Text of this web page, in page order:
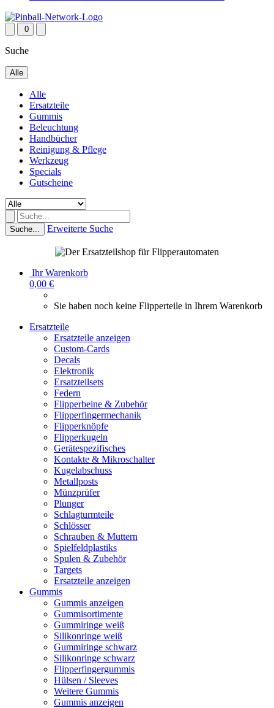
0
Suche
Alle
Alle
Ersatzteile
Gummis
Beleuchtung
Handbücher
Reinigung & Pflege
Werkzeug
Specials
Gutscheine
Suche... Erweiterte Suche
Ihr Warenkorb
0,00 €
Sie haben noch keine Flipperteile in Ihrem Warenkorb
Ersatzteile
Ersatzteile anzeigen
Custom-Cards
Decals
Elektronik
Ersatzteilsets
Federn
Flipperbeine & Zubehör
Flipperfingermechanik
Flipperknöpfe
Flipperkugeln
Gerätespezifisches
Kontakte & Mikroschalter
Kugelabschuss
Metallposts
Münzprüfer
Plunger
Schlagturmteile
Schlösser
Schrauben & Muttern
Spielfeldplastiks
Spulen & Zubehör
Targets
Ersatzteile anzeigen
Gummis
Gummis anzeigen
Gummisortimente
Gummiringe weiß
Silikonringe weiß
Gummiringe schwarz
Silikonringe schwarz
Flipperfingergummis
Hülsen / Sleeves
Weitere Gummis
Gummis anzeigen